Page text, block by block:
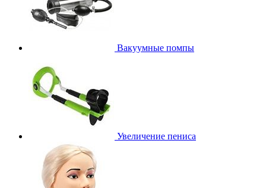
Вакуумные помпы
Увеличение пениса